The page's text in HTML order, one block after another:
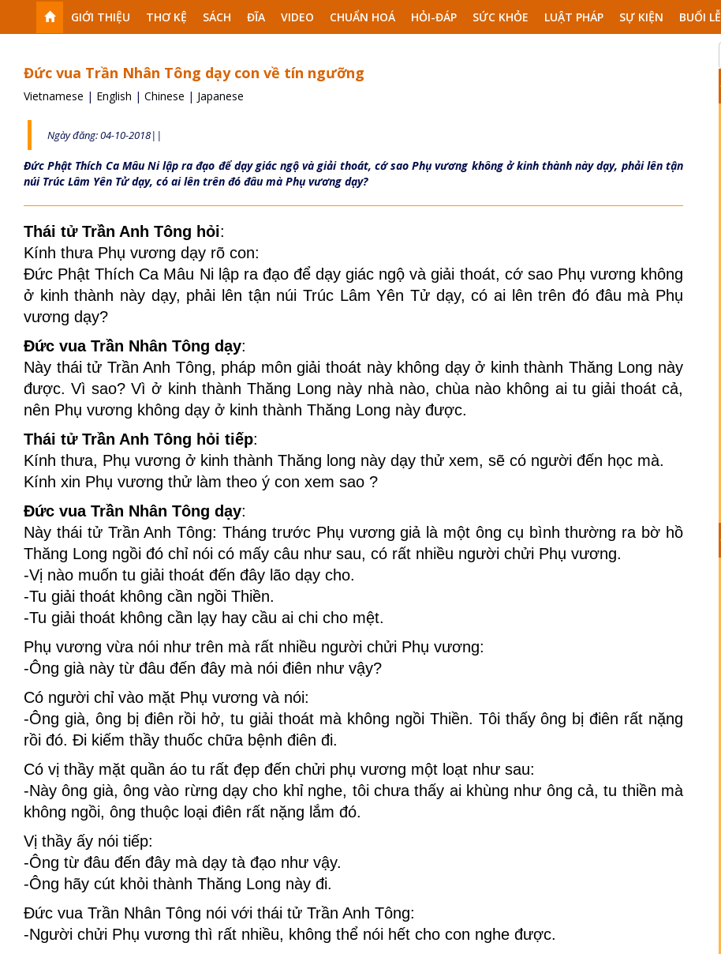
GIỚI THIỆU THƠ KỆ SÁCH ĐĨA VIDEO CHUẨN HOÁ HỎI-ĐÁP SỨC KHỎE LUẬT PHÁP SỰ KIỆN BUỔI LỄ
Đức vua Trần Nhân Tông dạy con về tín ngưỡng
Vietnamese | English | Chinese | Japanese
Ngày đăng: 04-10-2018||
Đức Phật Thích Ca Mâu Ni lập ra đạo để dạy giác ngộ và giải thoát, cớ sao Phụ vương không ở kinh thành này dạy, phải lên tận
núi Trúc Lâm Yên Tử dạy, có ai lên trên đó đâu mà Phụ vương dạy?
Thái tử Trần Anh Tông hỏi:
Kính thưa Phụ vương dạy rõ con:
Đức Phật Thích Ca Mâu Ni lập ra đạo để dạy giác ngộ và giải thoát, cớ sao Phụ vương không
ở kinh thành này dạy, phải lên tận núi Trúc Lâm Yên Tử dạy, có ai lên trên đó đâu mà Phụ
vương dạy?
Đức vua Trần Nhân Tông dạy:
Này thái tử Trần Anh Tông, pháp môn giải thoát này không dạy ở kinh thành Thăng Long này
được. Vì sao? Vì ở kinh thành Thăng Long này nhà nào, chùa nào không ai tu giải thoát cả,
nên Phụ vương không dạy ở kinh thành Thăng Long này được.
Thái tử Trần Anh Tông hỏi tiếp:
Kính thưa, Phụ vương ở kinh thành Thăng long này dạy thử xem, sẽ có người đến học mà.
Kính xin Phụ vương thử làm theo ý con xem sao ?
Đức vua Trần Nhân Tông dạy:
Này thái tử Trần Anh Tông: Tháng trước Phụ vương giả là một ông cụ bình thường ra bờ hồ
Thăng Long ngồi đó chỉ nói có mấy câu như sau, có rất nhiều người chửi Phụ vương.
-Vị nào muốn tu giải thoát đến đây lão dạy cho.
-Tu giải thoát không cần ngồi Thiền.
-Tu giải thoát không cần lạy hay cầu ai chi cho mệt.
Phụ vương vừa nói như trên mà rất nhiều người chửi Phụ vương:
-Ông già này từ đâu đến đây mà nói điên như vậy?
Có người chỉ vào mặt Phụ vương và nói:
-Ông già, ông bị điên rồi hở, tu giải thoát mà không ngồi Thiền. Tôi thấy ông bị điên rất nặng
rồi đó. Đi kiếm thầy thuốc chữa bệnh điên đi.
Có vị thầy mặt quần áo tu rất đẹp đến chửi phụ vương một loạt như sau:
-Này ông già, ông vào rừng dạy cho khỉ nghe, tôi chưa thấy ai khùng như ông cả, tu thiền mà
không ngồi, ông thuộc loại điên rất nặng lắm đó.
Vị thầy ấy nói tiếp:
-Ông từ đâu đến đây mà dạy tà đạo như vậy.
-Ông hãy cút khỏi thành Thăng Long này đi.
Đức vua Trần Nhân Tông nói với thái tử Trần Anh Tông:
-Người chửi Phụ vương thì rất nhiều, không thể nói hết cho con nghe được.